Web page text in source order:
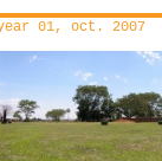
01, oct. 2007